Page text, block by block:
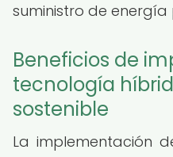
suministro de
Beneficios de
tecnología
sostenible
La implementación